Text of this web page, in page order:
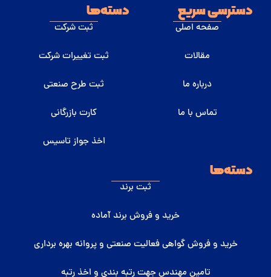
دسته‌ها
ثبت شرکت
ثبت تغییرات شرکت
ثبت طرح صنعتی
کارت بازرگانی
اخذ جواز تاسیس
دسته‌ها
ثبت برند
خرید و فروش برند آماده
خرید و فروش گواهی فعالیت صنعتی و پروانه بهره برداری
تامین مهندس جهت رتبه بندی و اخذ رتبه
دسترسی سریع
صفحه اصلی
مقالات
درباره ما
تماس با ما